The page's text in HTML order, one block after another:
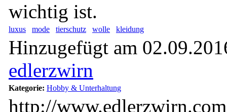
wichtig ist.
luxus mode tierschutz wolle kleidung
Hinzugefügt am
edlerzwirn
Kategorie: Hobby & Unterhaltung
http://www.edlerzwirn.com